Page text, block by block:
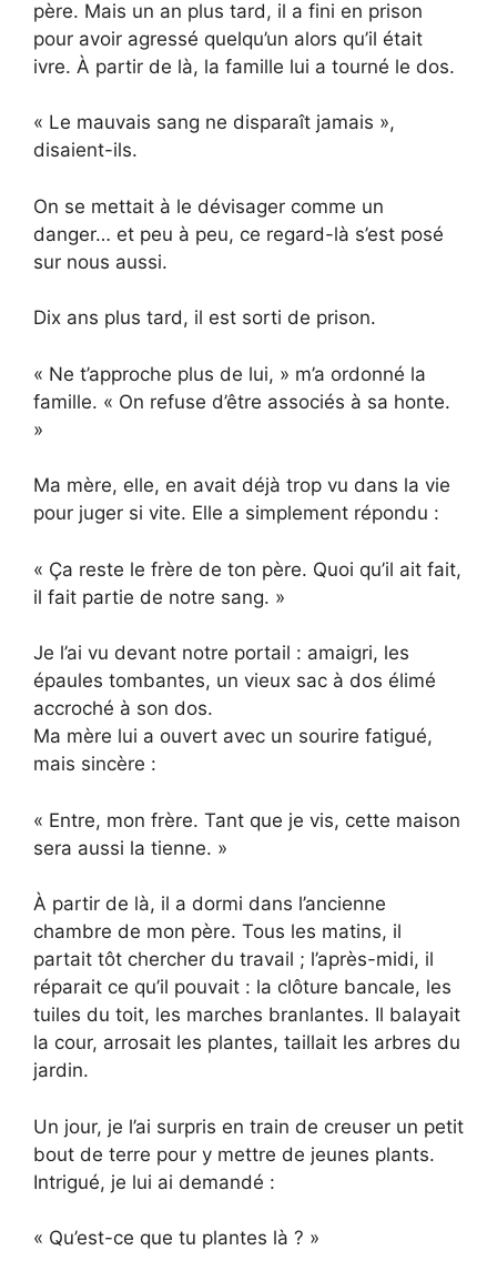
père. Mais un an plus tard, il a fini en prison
pour avoir agressé quelqu’un alors qu’il était
ivre. À partir de là, la famille lui a tourné le dos.
« Le mauvais sang ne disparaît jamais »,
disaient-ils.
On se mettait à le dévisager comme un
danger… et peu à peu, ce regard-là s’est posé
sur nous aussi.
Dix ans plus tard, il est sorti de prison.
« Ne t’approche plus de lui, » m’a ordonné la
famille. « On refuse d’être associés à sa honte.
»
Ma mère, elle, en avait déjà trop vu dans la vie
pour juger si vite. Elle a simplement répondu :
« Ça reste le frère de ton père. Quoi qu’il ait fait,
il fait partie de notre sang. »
Je l’ai vu devant notre portail : amaigri, les
épaules tombantes, un vieux sac à dos élimé
accroché à son dos.
Ma mère lui a ouvert avec un sourire fatigué,
mais sincère :
« Entre, mon frère. Tant que je vis, cette maison
sera aussi la tienne. »
À partir de là, il a dormi dans l’ancienne
chambre de mon père. Tous les matins, il
partait tôt chercher du travail ; l’après-midi, il
réparait ce qu’il pouvait : la clôture bancale, les
tuiles du toit, les marches branlantes. Il balayait
la cour, arrosait les plantes, taillait les arbres du
jardin.
Un jour, je l’ai surpris en train de creuser un petit
bout de terre pour y mettre de jeunes plants.
Intrigué, je lui ai demandé :
« Qu’est-ce que tu plantes là ? »